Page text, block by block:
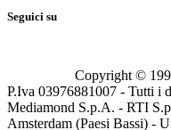
Seguici su
Copyright ©
P.Iva 03976881007 - Tutti i
Mediamond S.p.A. - RTI
Amsterdam (Paesi Bassi) -